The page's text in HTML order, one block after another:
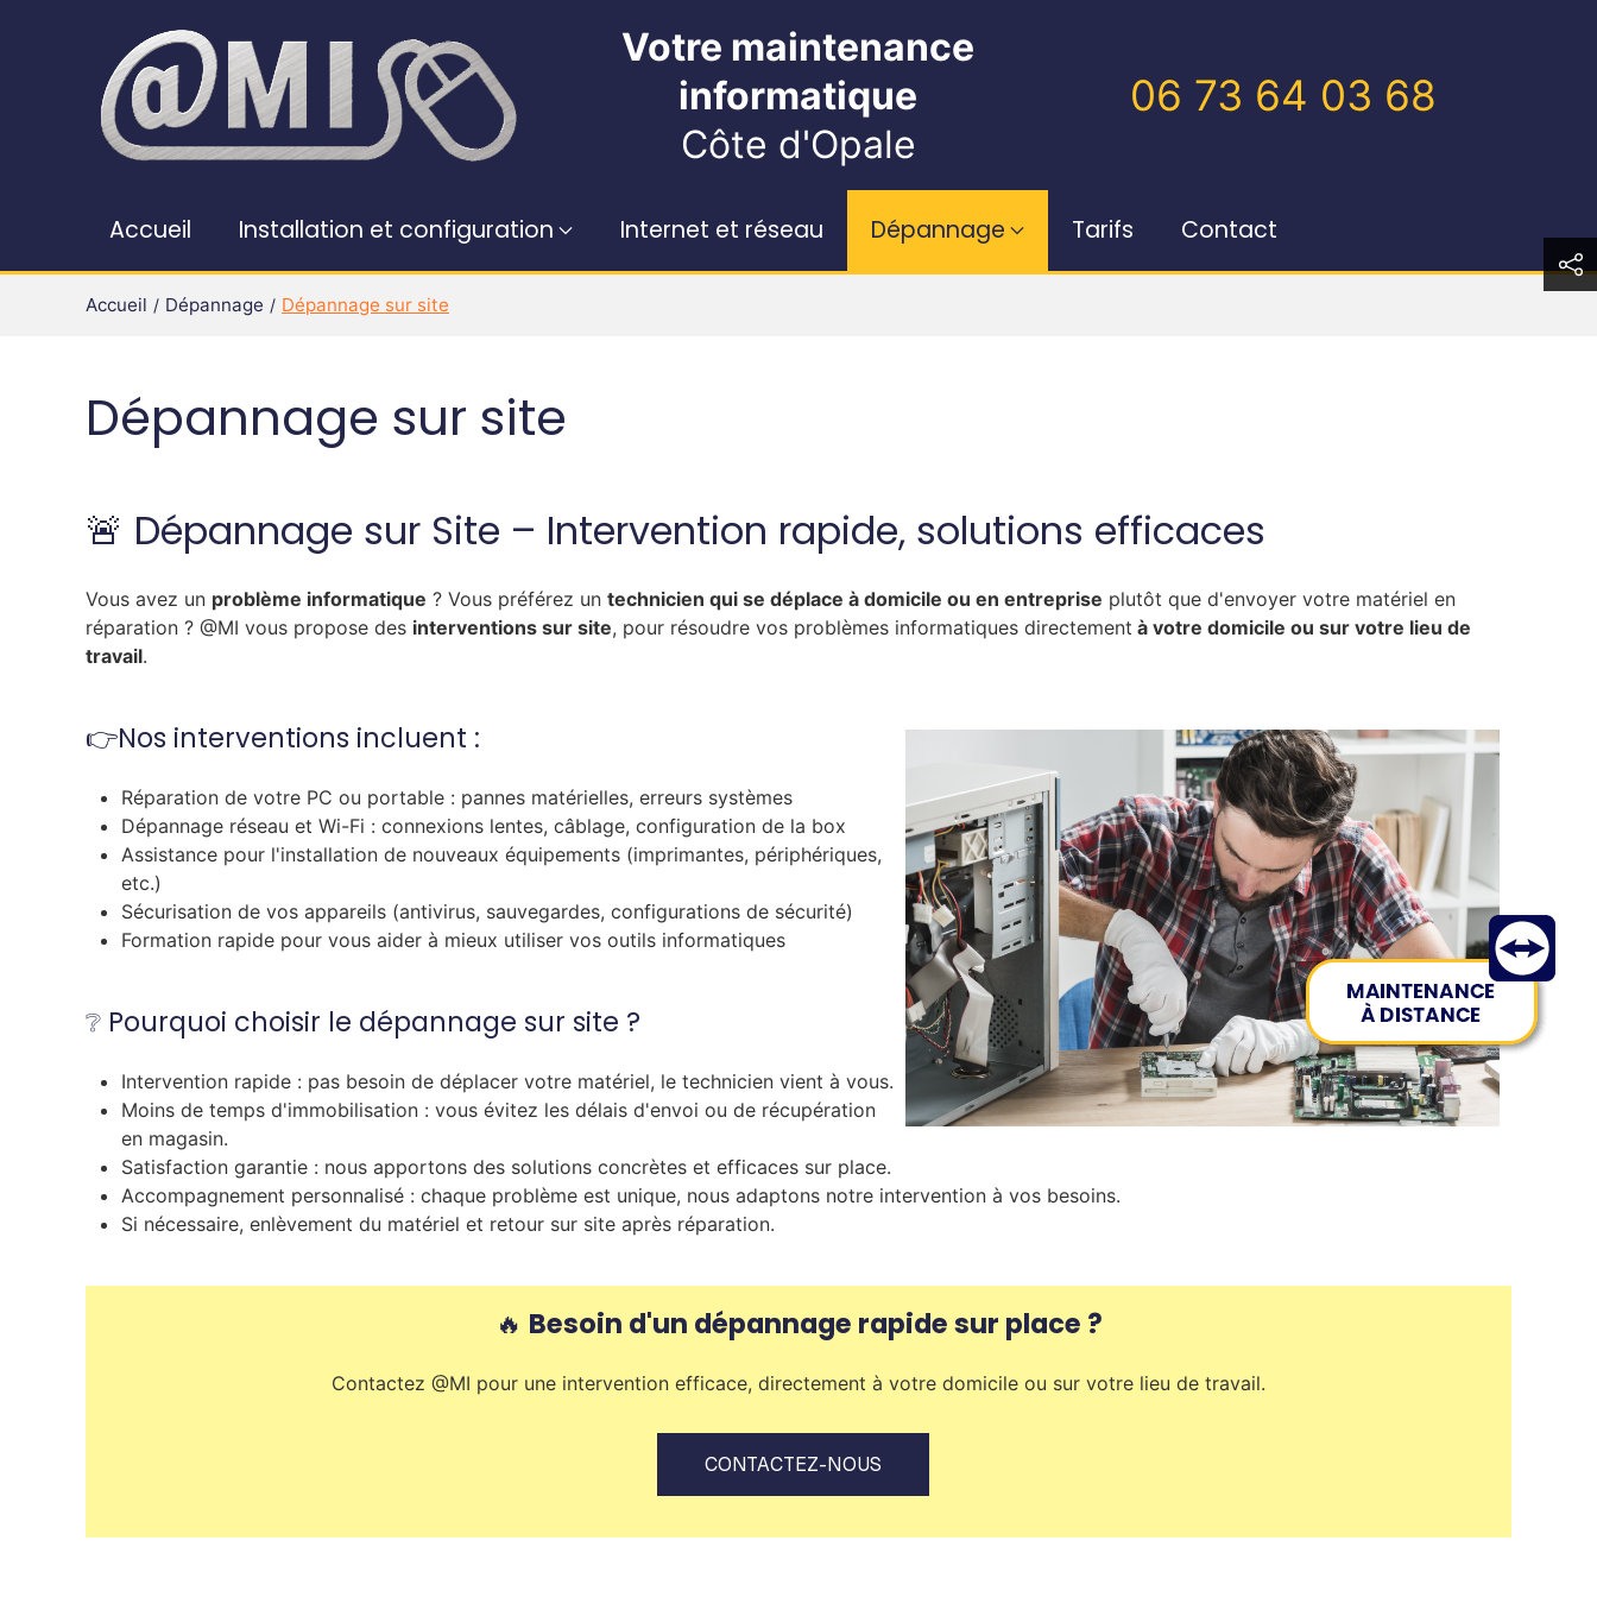
Votre maintenance
informatique
Côte d'Opale
06 73 64 03 68
Accueil Installation et configuration Internet et réseau Dépannage Tarifs Contact
Accueil Dépannage Dépannage sur site
Dépannage sur site
🚨 Dépannage sur Site – Intervention rapide, solutions efficaces
Vous avez un problème informatique ? Vous préférez un technicien qui se déplace à domicile ou en entreprise plutôt que d'envoyer votre matériel en
réparation ? @MI vous propose des interventions sur site, pour résoudre vos problèmes informatiques directement à votre domicile ou sur votre lieu de
travail.
👉Nos interventions incluent :
Réparation de votre PC ou portable : pannes matérielles, erreurs systèmes
Dépannage réseau et Wi-Fi : connexions lentes, câblage, configuration de la box
Assistance pour l'installation de nouveaux équipements (imprimantes, périphériques,
etc.)
Sécurisation de vos appareils (antivirus, sauvegardes, configurations de sécurité)
Formation rapide pour vous aider à mieux utiliser vos outils informatiques
❔ Pourquoi choisir le dépannage sur site ?
Intervention rapide : pas besoin de déplacer votre matériel, le technicien vient à vous.
Moins de temps d'immobilisation : vous évitez les délais d'envoi ou de récupération
en magasin.
Satisfaction garantie : nous apportons des solutions concrètes et efficaces sur place.
Accompagnement personnalisé : chaque problème est unique, nous adaptons notre intervention à vos besoins.
Si nécessaire, enlèvement du matériel et retour sur site après réparation.
🔥 Besoin d'un dépannage rapide sur place ?
Contactez @MI pour une intervention efficace, directement à votre domicile ou sur votre lieu de travail.
CONTACTEZ-NOUS